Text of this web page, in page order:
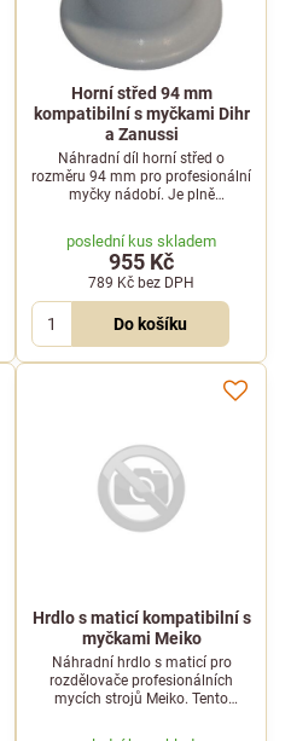
Horní střed 94 mm
kompatibilní s myčkami Dihr
a Zanussi
Náhradní díl horní střed o
rozměru 94 mm pro profesionální
myčky nádobí. Je plně
poslední kus skladem
955 Kč
789 Kč bez DPH
Do košíku
Hrdlo s maticí kompatibilní s
myčkami Meiko
Náhradní hrdlo s maticí pro
rozdělovače profesionálních
mycích strojů Meiko. Tento